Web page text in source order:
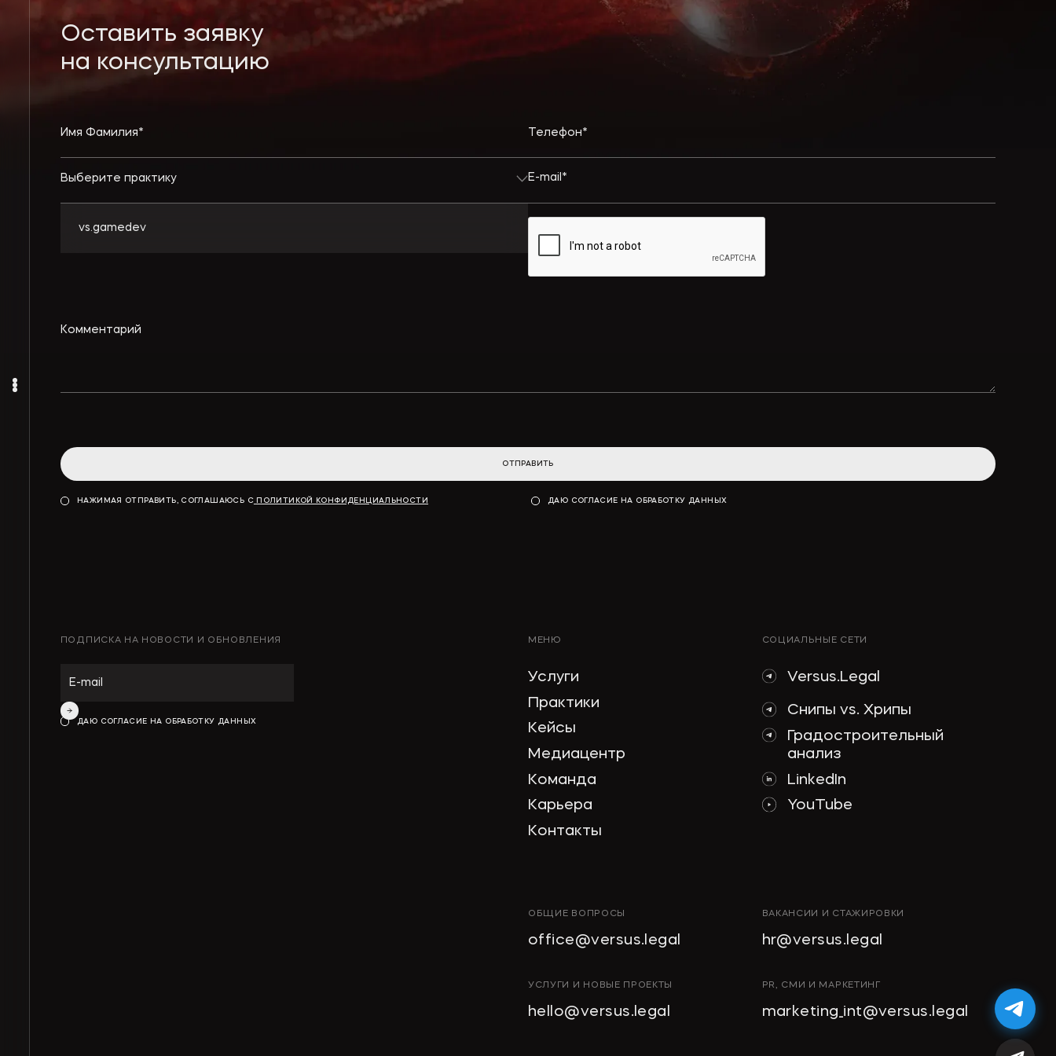
Оставить заявку
на консультацию
Выберите практику
vs.gamedev
ОТПРАВИТЬ
НАЖИМАЯ ОТПРАВИТЬ, СОГЛАШАЮСЬ СПОЛИТИКОЙ КОНФИДЕНЦИАЛЬНОСТИ ДАЮ СОГЛАСИЕ НА ОБРАБОТКУ ДАННЫХ
ПОДПИСКА НА НОВОСТИ И ОБНОВЛЕНИЯ
ДАЮ СОГЛАСИЕ НА ОБРАБОТКУ ДАННЫХ
МЕНЮ
Услуги
Практики
Кейсы
Медиацентр
Команда
Карьера
Контакты
СОЦИАЛЬНЫЕ СЕТИ
Versus.Legal
Снипы vs. Хрипы
Градостроительный
анализ
LinkedIn
YouTube
ОБЩИЕ ВОПРОСЫ
office@versus.legal
УСЛУГИ И НОВЫЕ ПРОЕКТЫ
hello@versus.legal
ВАКАНСИИ И СТАЖИРОВКИ
hr@versus.legal
PR, СМИ И МАРКЕТИНГ
marketing_int@versus.legal